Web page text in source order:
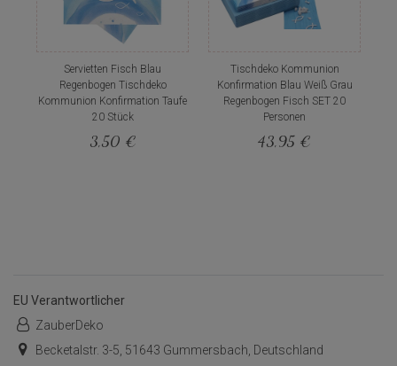
Servietten Fisch Blau
Regenbogen Tischdeko
Kommunion Konfirmation Taufe
20 Stück
3,50 €
Tischdeko Kommunion
Konfirmation Blau Weiß Grau
Regenbogen Fisch SET 20
Personen
43,95 €
EU Verantwortlicher
ZauberDeko
Becketalstr. 3-5, 51643 Gummersbach, Deutschland